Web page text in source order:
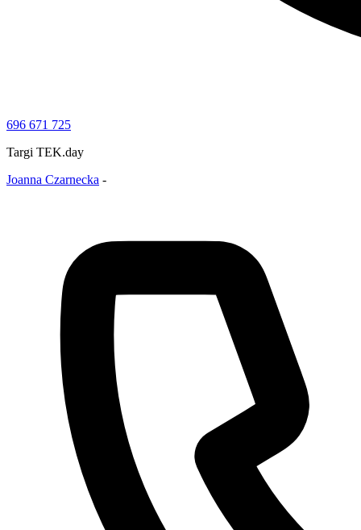
696 671 725
Targi TEK.day
Joanna Czarnecka -